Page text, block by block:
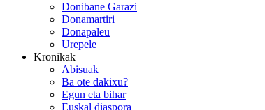
Donibane Garazi
Donamartiri
Donapaleu
Urepele
Kronikak
Abisuak
Ba ote dakixu?
Egun eta bihar
Euskal diaspora